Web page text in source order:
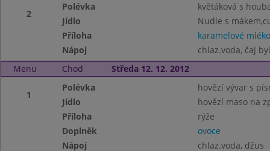
2
Polévka
květáková s
Jídlo
Nudle s
Příloha
karamelové mléko
Nápoj
chlaz.voda, čaj
Menu
Chod Středa 12. 12. 2012
1
Polévka
hovězí vývar s
Jídlo
hovězí maso na
Příloha
rýže
Doplněk
ovoce
Nápoj
chlaz.voda, džus